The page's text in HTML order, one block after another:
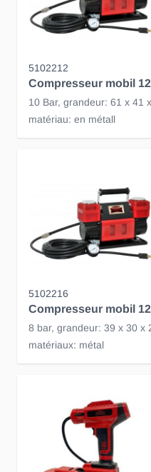
5102212
Compresseur mobil
10 Bar, grandeur: 61 x 41
matériau: en métall
5102216
Compresseur mobil
8 bar, grandeur: 39 x 30 x
matériaux: métal